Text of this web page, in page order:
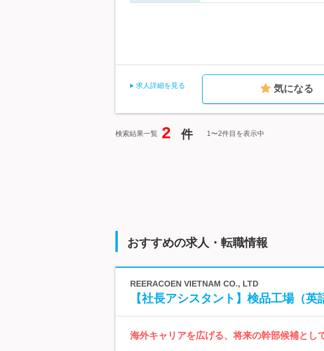
求人詳細を見る 気になる
検索結果一覧 2 件 1〜2件目を表示中
おすすめの求人・転職情報
REERACOEN VIETNAM CO., LTD
【社長アシスタント】検品工場（英
海外キャリアを広げる、将来の幹部候補とし